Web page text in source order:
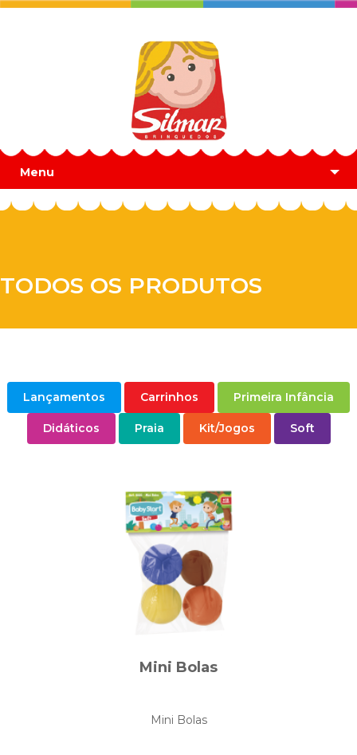
Menu
TODOS OS PRODUTOS
Lançamentos Carrinhos Primeira Infância
Didáticos Praia Kit/Jogos Soft
Mini Bolas
Mini Bolas